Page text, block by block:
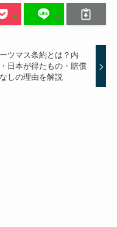
ツマス条約とは？内
日本が得たもの・賠償
しの理由を解説